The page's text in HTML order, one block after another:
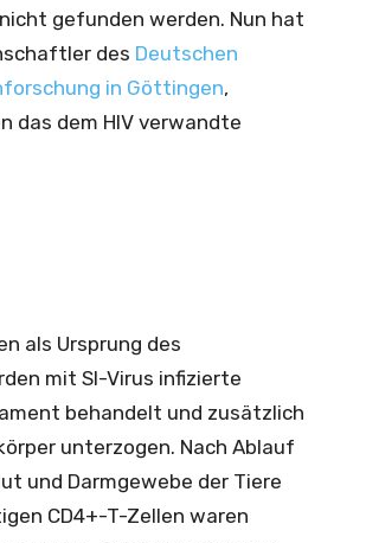
gefunden werden. Nun hat
des Deutschen
in Göttingen,
das dem HIV verwandte
als Ursprung des
mit SI-Virus infizierte
behandelt und zusätzlich
unterzogen. Nach Ablauf
und Darmgewebe der Tiere
CD4+-T-Zellen waren